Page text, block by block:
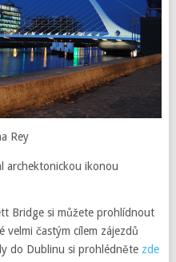
Rey
archektonickou ikonou
Bridge si můžete prohlídnout
častým cílem zájezdů
do Dublinu si prohlédněte zde